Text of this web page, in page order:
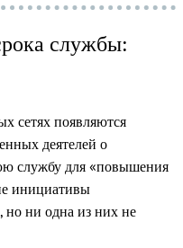
службы:
сетях появляются
деятелей о
службу для «повышения
инициативы
но ни одна из них не